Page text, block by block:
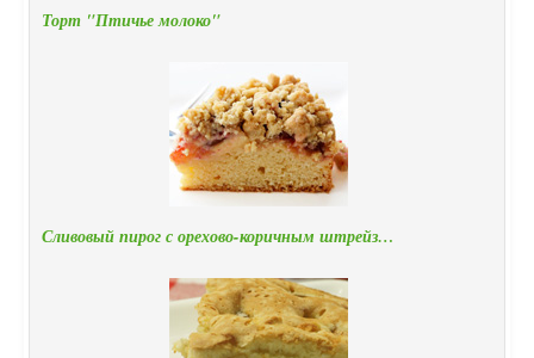
Торт "Птичье молоко"
Сливовый пирог с орехово-коричным штрейз…